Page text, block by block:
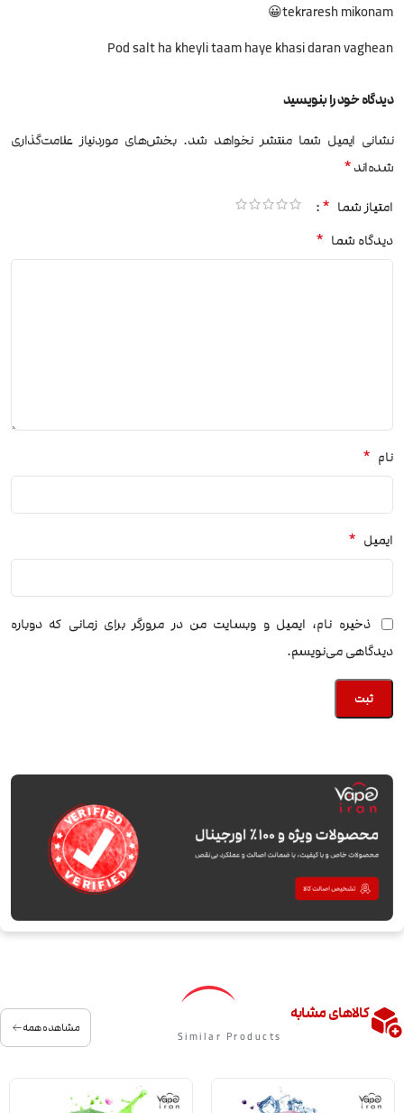
tekraresh mikonam😀
Pod salt ha kheyli taam haye khasi daran vaghean
دیدگاه خود را بنویسید
نشانی ایمیل شما منتشر نخواهد شد. بخش‌های موردنیاز علامت‌گذاری
شده‌اند*
امتیاز شما *
دیدگاه شما *
نام *
ایمیل *
ذخیره نام، ایمیل و وبسایت من در مرورگر برای زمانی که دوباره
دیدگاهی می‌نویسم.
کالاهای مشابه
Similar Products
مشاهده همه